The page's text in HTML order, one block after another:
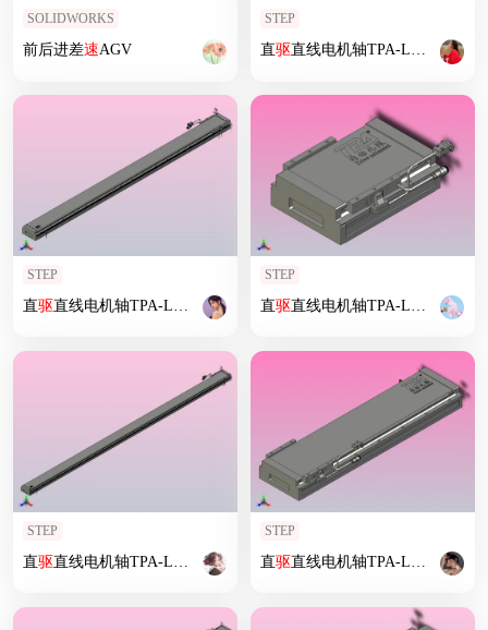
SOLIDWORKS
前后进差速AGV
STEP
直驱直线电机轴TPA-LNP -140-
STEP
直驱直线电机轴TPA-LNP -140-20C 2-1-L1800-3-C-05-N3
STEP
直驱直线电机轴TPA-LNP -200-
STEP
直驱直线电机轴TPA-LNP -140-20C 2-1-L2940-3-C-05-N3
STEP
直驱直线电机轴TPA-LNP -200-